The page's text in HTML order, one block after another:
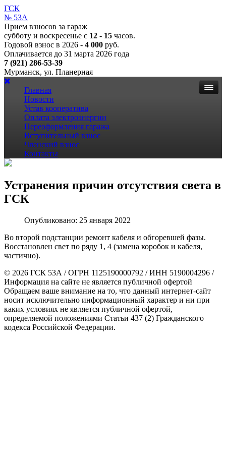
ГСК
№ 53А
Прием взносов за гараж
субботу и воскресенье с 12 - 15 часов.
Годовой взнос в 2026 - 4 000 руб.
Оплачивается до 31 марта 2026 года
7 (921) 286-53-39
Мурманск, ул. Планерная
Главная
Новости
Устав кооператива
Оплата электроэнергии
Переоформления гаража
Вступительный взнос
Членский взнос
Контакты
Устранения причин отсутствия света в
ГСК
Опубликовано: 25 января 2022
Во второй подстанции ремонт кабеля и обгоревшей фазы.
Восстановлен свет по ряду 1, 4 (замена коробок и кабеля,
частично).
© 2026 ГСК 53А / ОГРН 1125190000792 / ИНН 5190004296 /
Информация на сайте не является публичной офертой
Обращаем ваше внимание на то, что данный интернет-сайт
носит исключительно информационный характер и ни при
каких условиях не является публичной офертой,
определяемой положениями Статьи 437 (2) Гражданского
кодекса Российской Федерации.